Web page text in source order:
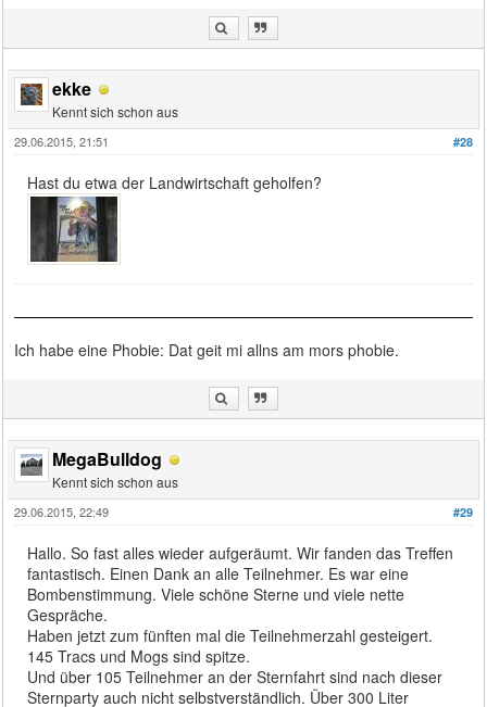
ekke
Kennt sich schon aus
#28
29.06.2015, 21:51
Hast du etwa der Landwirtschaft geholfen?
Ich habe eine Phobie: Dat geit mi allns am mors phobie.
MegaBulldog
Kennt sich schon aus
#29
29.06.2015, 22:49
Hallo. So fast alles wieder aufgeräumt. Wir fanden das Treffen
fantastisch. Einen Dank an alle Teilnehmer. Es war eine
Bombenstimmung. Viele schöne Sterne und viele nette
Gespräche.
Haben jetzt zum fünften mal die Teilnehmerzahl gesteigert.
145 Tracs und Mogs sind spitze.
Und über 105 Teilnehmer an der Sternfahrt sind nach dieser
Sternparty auch nicht selbstverständlich. Über 300 Liter